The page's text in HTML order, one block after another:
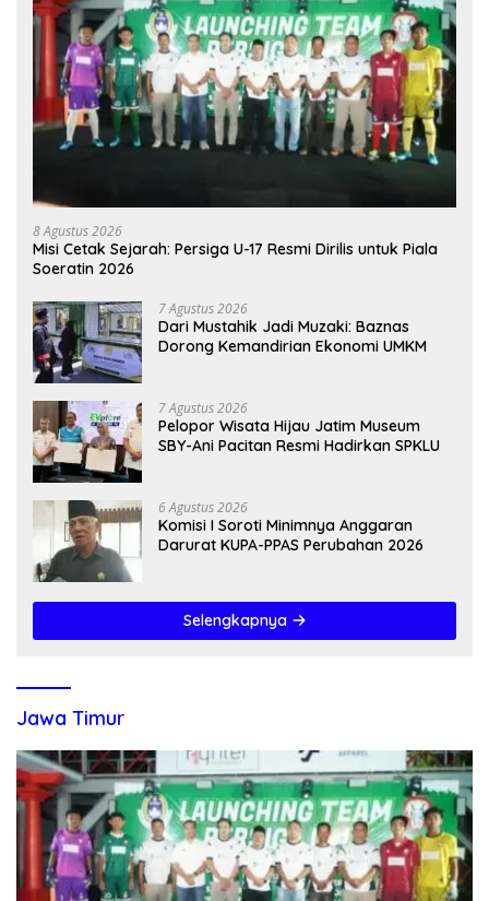
8 Agustus 2026
Misi Cetak Sejarah: Persiga U-17 Resmi Dirilis untuk Piala
Soeratin 2026
7 Agustus 2026
Dari Mustahik Jadi Muzaki: Baznas
Dorong Kemandirian Ekonomi UMKM
7 Agustus 2026
Pelopor Wisata Hijau Jatim Museum
SBY-Ani Pacitan Resmi Hadirkan SPKLU
6 Agustus 2026
Komisi I Soroti Minimnya Anggaran
Darurat KUPA-PPAS Perubahan 2026
Selengkapnya
Jawa Timur